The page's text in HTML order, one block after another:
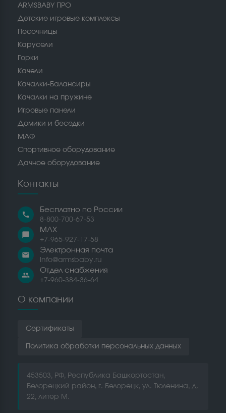
ARMSBABY ПРО
Детские игровые комплексы
Песочницы
Карусели
Горки
Качели
Качалки-Балансиры
Качалки на пружине
Игровые панели
Домики и беседки
МАФ
Спортивное оборудование
Дачное оборудование
Контакты
call
Бесплатно по России
8-800-700-67-53
chat_bubble
MAX
+7-965-927-17-58
email
Электронная почта
info@armsbaby.ru
people
Отдел снабжения
+7-960-384-36-64
О компании
Сертификаты
Политика обработки персональных данных
453503, РФ, Республика Башкортостан,
Белорецкий район, г. Белорецк, ул. Тюленина, д.
22, литер М.